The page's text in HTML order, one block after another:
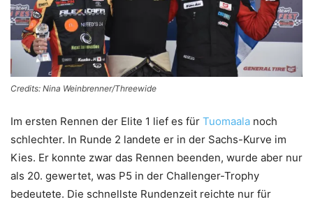
Credits: Nina Weinbrenner/Threewide
Im ersten Rennen der Elite 1 lief es für Tuomaala noch
schlechter. In Runde 2 landete er in der Sachs-Kurve im
Kies. Er konnte zwar das Rennen beenden, wurde aber nur
als 20. gewertet, was P5 in der Challenger-Trophy
bedeutete. Die schnellste Rundenzeit reichte nur für